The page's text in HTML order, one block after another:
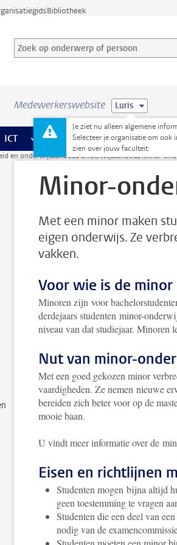
Bibliotheek
Zoek op onderwerp of persoon en
Zoekterm
Medewerkerswebsite Luris
Je ziet nu alleen algemene
Selecteer je organisatie om ook
zien over jouw faculteit.
Financiën pagina’s
ICT meer ICT pagina’s
Faciliteiten meerOnderwijs
en onderwijsaanbod Onderwijsaanbod Minor-
Minor-
Met een minor maken
eigen onderwijs. Ze
vakken.
Voor wie is de minor
Minoren zijn voor
derdejaars studenten minor-
niveau van dat studiejaar. Minoren
Nut van minor-
Met een goed gekozen minor
vaardigheden. Ze nemen nieuwe
bereiden zich beter voor op de
mooie baan.
U vindt meer informatie over de
Eisen en richtlijnen
Studenten mogen bijna altijd
geen toestemming te vragen
Studenten die een deel van
nodig van de